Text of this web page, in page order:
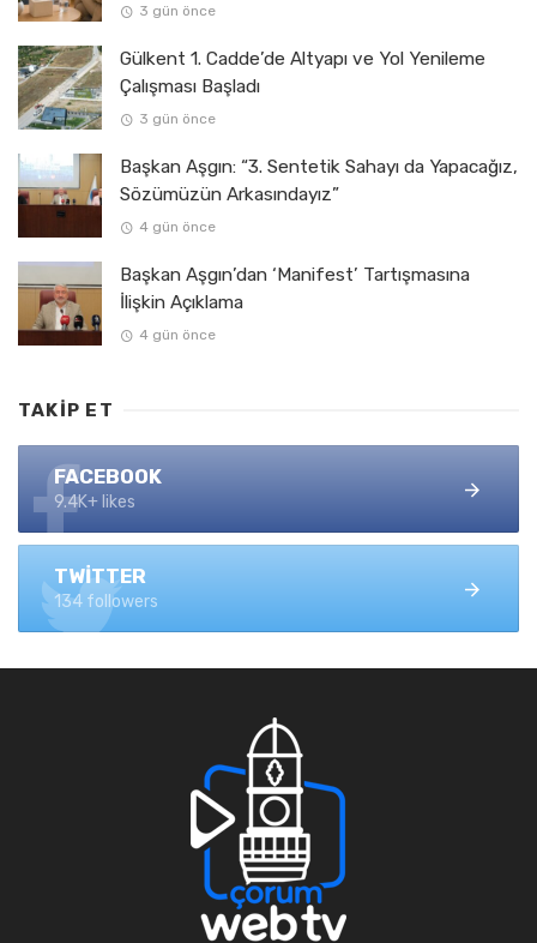
3 gün önce
Gülkent 1. Cadde’de Altyapı ve Yol Yenileme
Çalışması Başladı
3 gün önce
Başkan Aşgın: “3. Sentetik Sahayı da Yapacağız,
Sözümüzün Arkasındayız”
4 gün önce
Başkan Aşgın’dan ‘Manifest’ Tartışmasına
İlişkin Açıklama
4 gün önce
TAKIP ET
FACEBOOK
9.4K+ likes
TWITTER
134 followers